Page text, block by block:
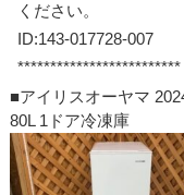
ください。
ID:143-017728-007
*************************
■アイリスオーヤマ
80L 1ドア冷凍庫